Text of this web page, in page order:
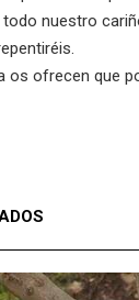
nuestro
os ofrecen que